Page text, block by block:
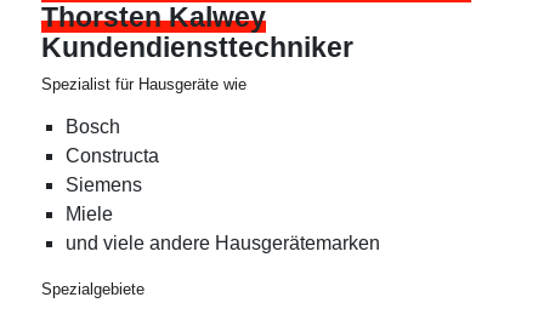
Thorsten Kalwey
Kundendiensttechniker
Spezialist für Hausgeräte wie
Bosch
Constructa
Siemens
Miele
und viele andere Hausgerätemarken
Spezialgebiete